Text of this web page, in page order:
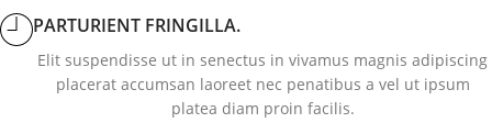
PARTURIENT FRINGILLA.
Elit suspendisse ut in senectus in vivamus magnis adipiscing
placerat accumsan laoreet nec penatibus a vel ut ipsum
platea diam proin facilis.